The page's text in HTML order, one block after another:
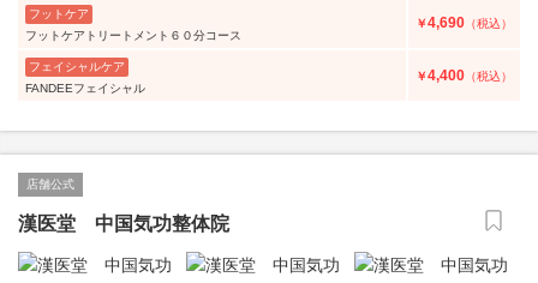
フットケア
フットケアトリートメント６０分コース
￥4,690 （税込）
フェイシャルケア
FANDEEフェイシャル
￥4,400 （税込）
店舗公式
漢医堂 中国気功整体院